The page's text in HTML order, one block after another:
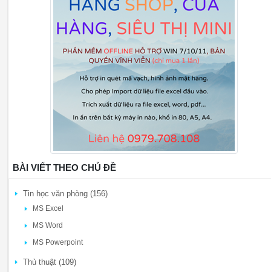
BÀI VIẾT THEO CHỦ ĐỀ
Tin học văn phòng (156)
MS Excel
MS Word
MS Powerpoint
Thủ thuật (109)